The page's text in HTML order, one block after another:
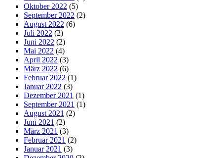
Oktober 2022 (5)
September 2022 (2)
August 2022 (6)
Juli 2022 (2)
Juni 2022 (2)
Mai 2022 (4)
April 2022 (3)
März 2022 (6)
Februar 2022 (1)
Januar 2022 (3)
Dezember 2021 (1)
September 2021 (1)
August 2021 (2)
Juni 2021 (2)
März 2021 (3)
Februar 2021 (2)
Januar 2021 (3)